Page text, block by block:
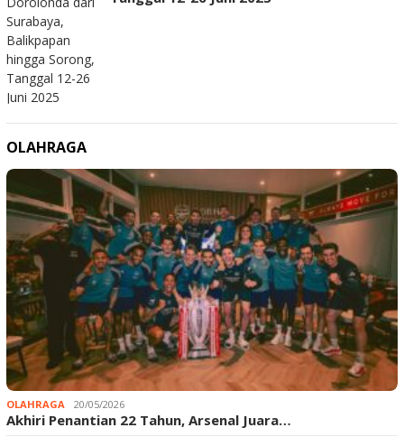
OLAHRAGA
OLAHRAGA 20/05/2026
Akhiri Penantian 22 Tahun, Arsenal Juara…